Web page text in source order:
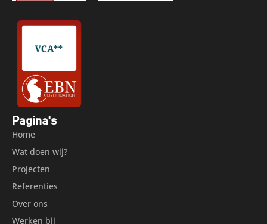
Pagina's
Home
Wat doen wij?
Projecten
Referenties
Over ons
Werken bij